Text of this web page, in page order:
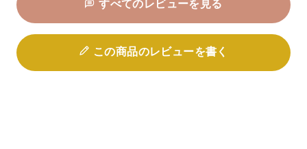
すべてのレビューを見る
この商品のレビューを書く